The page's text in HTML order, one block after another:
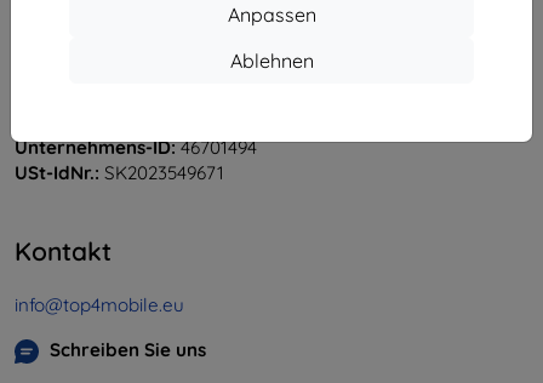
Anpassen
Ablehnen
Ulica Rudolfa Mocka 3750/2A
Unternehmens-ID:46701494
USt-IdNr.: SK2023549671
Kontakt
info@top4mobile.eu
Schreiben Sie uns